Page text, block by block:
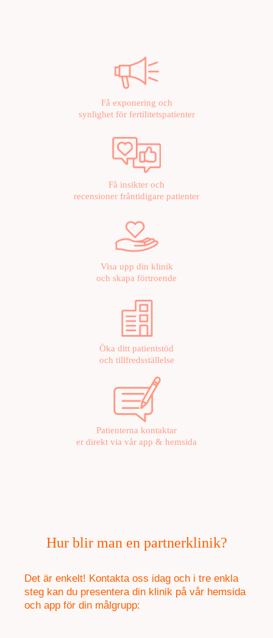
Få exponering och
synlighet för fertilitetspatienter
Få insikter och
recensioner fråntidigare patienter
Visa upp din klinik
och skapa förtroende
Öka ditt patientstöd
och tillfredsställelse
Patienterna kontaktar
er direkt via vår app & hemsida
Hur blir man en partnerklinik?
Det är enkelt! Kontakta oss idag och i tre enkla
steg kan du presentera din klinik på vår hemsida
och app för din målgrupp: